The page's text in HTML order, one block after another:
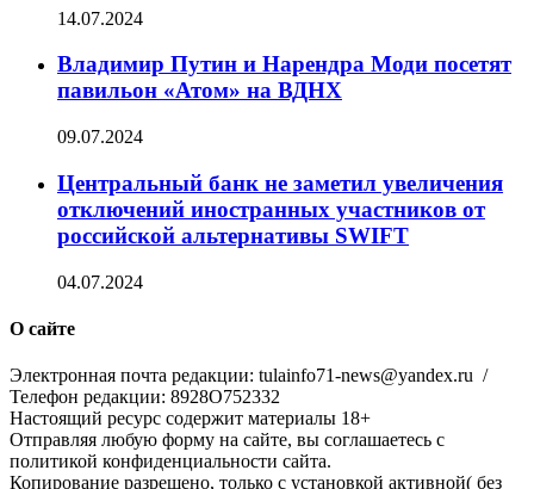
14.07.2024
Владимир Путин и Нарендра Моди посетят
павильон «Атом» на ВДНХ
09.07.2024
Центральный банк не заметил увеличения
отключений иностранных участников от
российской альтернативы SWIFT
04.07.2024
О сайте
Электронная почта редакции: tulainfo71-news@yandex.ru /
Телефон редакции: 8928O752332
Настоящий ресурс содержит материалы 18+
Отправляя любую форму на сайте, вы соглашаетесь с
политикой конфиденциальности сайта.
Копирование разрешено, только с установкой активной( без